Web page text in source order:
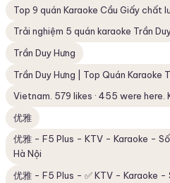
Top 9 quán Karaoke Cầu Giấy chất
Trải nghiệm 5 quán karaoke Trần
Trần Duy Hưng
Trần Duy Hưng | Top Quán Karaoke
Vietnam. 579 likes · 455 were here.
优雅
优雅 - F5 Plus - KTV - Karaoke -
Hà Nội
优雅 - F5 Plus - ✅ KTV - Karaoke